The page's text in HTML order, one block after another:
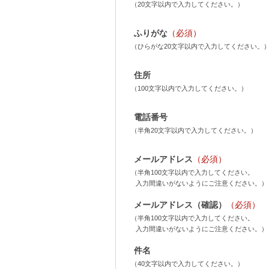
（20文字以内で入力してください。）
ふりがな （必須）
（ひらがな20文字以内で入力してください。
住所
（100文字以内で入力してください。）
電話番号
（半角20文字以内で入力してください。）
メールアドレス （必須）
（半角100文字以内で入力してください。
入力間違いがないようにご注意ください。）
メールアドレス（確認） （必須）
（半角100文字以内で入力してください。
入力間違いがないようにご注意ください。）
件名
（40文字以内で入力してください。）